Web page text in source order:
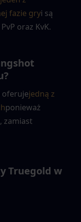
fazie gryi są
oraz KvK.
oferujejedną z
ponieważ
zamiast
Truegold w